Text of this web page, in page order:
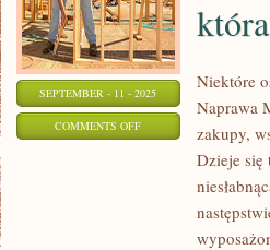
SEPTEMBER - 11 - 2025
COMMENTS OFFON
WSPÓŁCZEŚNIE
NAJPOPULARNIEJSZYCH
Niektóre
Naprawa
zakupy,
Dzieje się